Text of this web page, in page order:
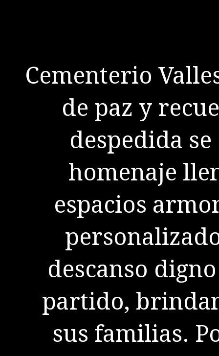
Cementerio
de paz y
despedida
homenaje
espacios
descanso
partido,
sus familias.